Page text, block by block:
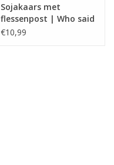
Sojakaars met
flessenpost | Who said
you could leave| Warm
€10,99